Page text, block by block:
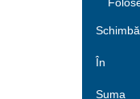
În
Suma